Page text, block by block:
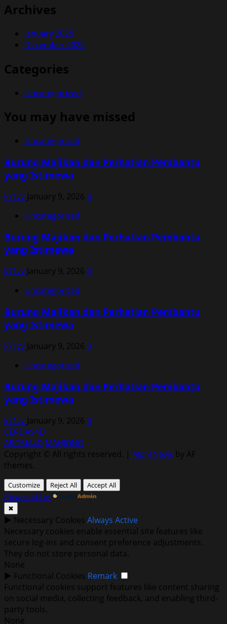
Archives
January 2026
December 2025
Categories
Uncategorized
You may have missed
Uncategorized
Burung Majikan dan Perhatian Pembantu
yang Istimewa
k71zv January 9, 2026 0
Uncategorized
Burung Majikan dan Perhatian Pembantu
yang Istimewa
k71zv January 9, 2026 0
Uncategorized
Burung Majikan dan Perhatian Pembantu
yang Istimewa
k71zv January 9, 2026 0
Uncategorized
Burung Majikan dan Perhatian Pembantu
yang Istimewa
k71zv January 9, 2026 0
CERDAS4D
AROMA4D MAHJONG
Copyright © All rights reserved. | MoreNews by AF
themes.
Customize Reject All Accept All
Powered by
✖
► Necessary Cookies Always Active
Necessary cookies enable essential site features like
secure log-ins and consent preference adjustments.
They do not store personal data.
None
► Functional Cookies Remark
Functional cookies support features like content sharing
on social media, collecting feedback, and enabling third-
party tools.
None